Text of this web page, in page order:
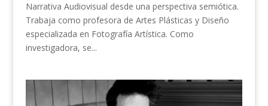
Narrativa Audiovisual desde una perspectiva semiótica.
Trabaja como profesora de Artes Plásticas y Diseño
especializada en Fotografía Artística. Como
investigadora, se...